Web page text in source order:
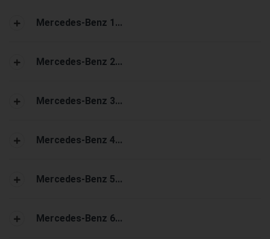
Mercedes-Benz 1...
Mercedes-Benz 2...
Mercedes-Benz 3...
Mercedes-Benz 4...
Mercedes-Benz 5...
Mercedes-Benz 6...